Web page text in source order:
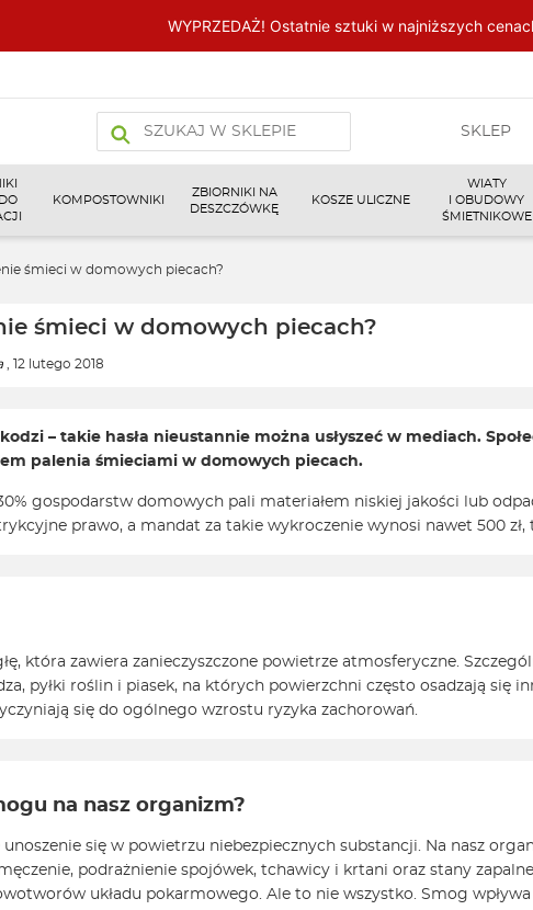
WYPRZEDAŻ! Ostatnie sztuki w najniższych
produktów
SKLEP
KOMPOSTOWNIKI
ZBIORNIKI NA
DESZCZÓWKĘ
KOSZE ULICZNE
WIATY
I OBUDOWY
ŚMIETNIKOWE
śmieci w domowych piecach?
śmieci w domowych piecach?
, 12 lutego 2018
– takie hasła nieustannie można usłyszeć w mediach.
palenia śmieciami w domowych piecach.
gospodarstw domowych pali materiałem niskiej jakości lub
prawo, a mandat za takie wykroczenie wynosi nawet 500
która zawiera zanieczyszczone powietrze atmosferyczne.
pyłki roślin i piasek, na których powierzchni często osadzają się
się do ogólnego wzrostu ryzyka zachorowań.
na nasz organizm?
się w powietrzu niebezpiecznych substancji. Na nasz
podrażnienie spojówek, tchawicy i krtani oraz stany
układu pokarmowego. Ale to nie wszystko. Smog